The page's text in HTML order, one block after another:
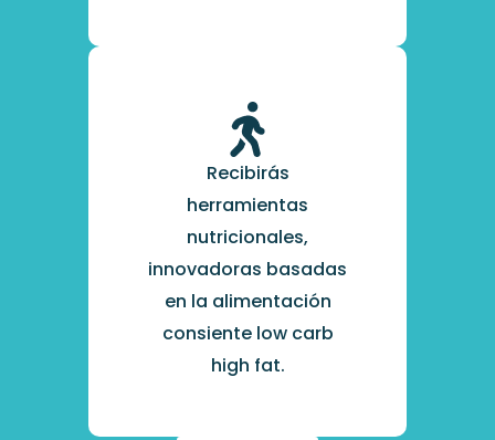
Recibirás
herramientas
nutricionales,
innovadoras basadas
en la alimentación
consiente low carb
high fat.